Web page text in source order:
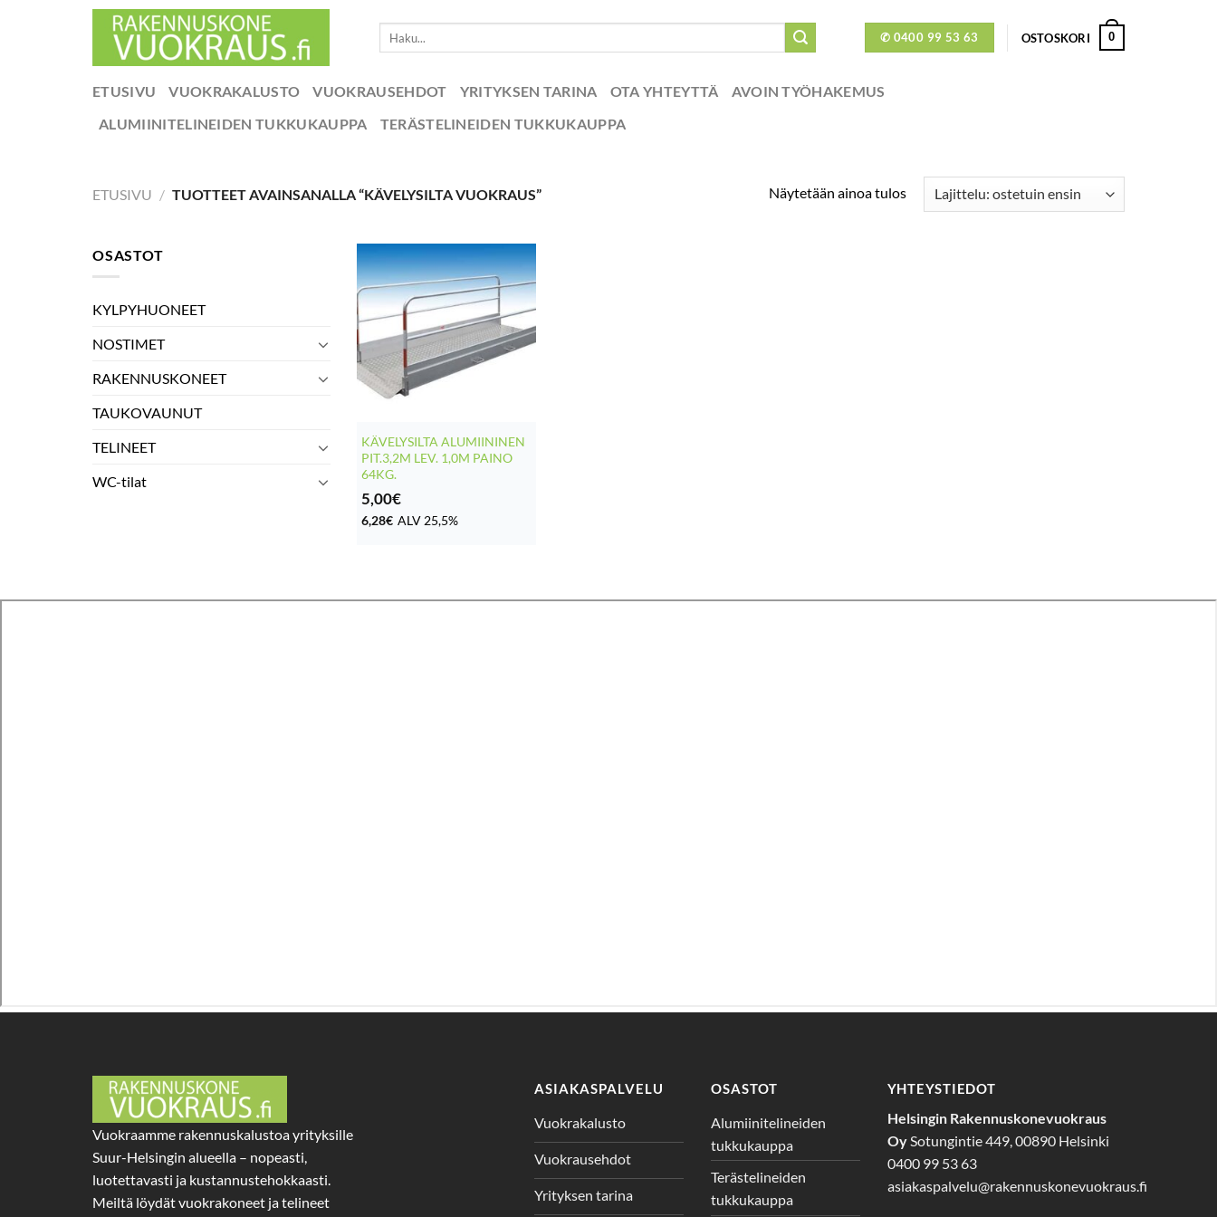
✆ 0400 99 53 63 OSTOSKORI 0
ETUSIVU VUOKRAKALUSTO VUOKRAUSEHDOT YRITYKSEN TARINA OTA YHTEYTTÄ
AVOIN TYÖHAKEMUS
ALUMIINITELINEIDEN TUKKUKAUPPA
TERÄSTELINEIDEN TUKKUKAUPPA
ETUSIVU / TUOTTEET AVAINSANALLA “KÄVELYSILTA VUOKRAUS” Näytetään ainoa tulos
OSASTOT
KYLPYHUONEET
NOSTIMET
RAKENNUSKONEET
TAUKOVAUNUT
TELINEET
WC-tilat
KÄVELYSILTA ALUMIININEN
PIT.3,2M LEV. 1,0M PAINO
64KG.
5,00€
6,28€ ALV 25,5%
Vuokraamme rakennuskalustoa yrityksille
Suur-Helsingin alueella – nopeasti,
luotettavasti ja kustannustehokkaasti.
Meiltä löydät vuokrakoneet ja telineet
ASIAKASPALVELU
Vuokrakalusto
Vuokrausehdot
Yrityksen tarina
OSASTOT
Alumiinitelineiden
tukkukauppa
Terästelineiden
tukkukauppa
YHTEYSTIEDOT
Helsingin Rakennuskonevuokraus
Oy Sotungintie 449, 00890 Helsinki
0400 99 53 63
asiakaspalvelu@rakennuskonevuokraus.fi